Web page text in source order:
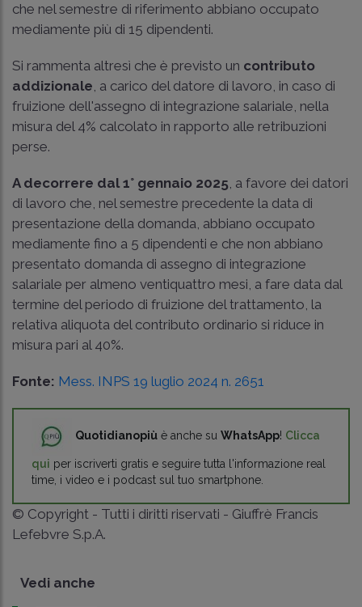
che nel semestre di riferimento abbiano occupato
mediamente più di 15 dipendenti.
Si rammenta altresì che è previsto un contributo
addizionale, a carico del datore di lavoro, in caso di
fruizione dell'assegno di integrazione salariale, nella
misura del 4% calcolato in rapporto alle retribuzioni
perse.
A decorrere dal 1° gennaio 2025, a favore dei datori
di lavoro che, nel semestre precedente la data di
presentazione della domanda, abbiano occupato
mediamente fino a 5 dipendenti e che non abbiano
presentato domanda di assegno di integrazione
salariale per almeno ventiquattro mesi, a fare data dal
termine del periodo di fruizione del trattamento, la
relativa aliquota del contributo ordinario si riduce in
misura pari al 40%.
Fonte: Mess. INPS 19 luglio 2024 n. 2651
Quotidianopiù è anche su WhatsApp! Clicca
qui per iscriverti gratis e seguire tutta l'informazione real
time, i video e i podcast sul tuo smartphone.
© Copyright - Tutti i diritti riservati - Giuffrè Francis
Lefebvre S.p.A.
Vedi anche